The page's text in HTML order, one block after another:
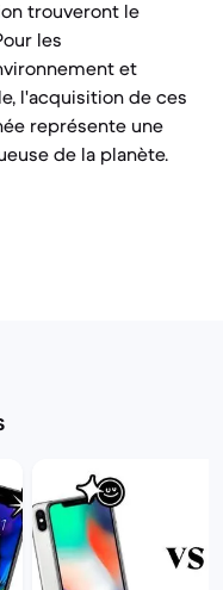
trouveront le
les
et
l'acquisition de ces
représente une
de la planète.